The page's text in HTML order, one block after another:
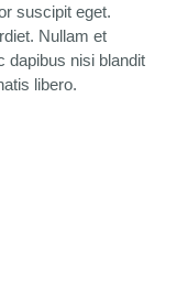
suscipit eget.
Nullam et
dapibus nisi blandit
libero.